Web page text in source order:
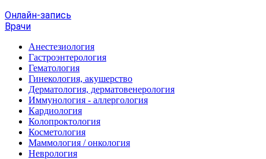
Онлайн-запись
Врачи
Анестезиология
Гастроэнтерология
Гематология
Гинекология, акушерство
Дерматология, дерматовенерология
Иммунология - аллергология
Кардиология
Колопроктология
Косметология
Маммология / онкология
Неврология